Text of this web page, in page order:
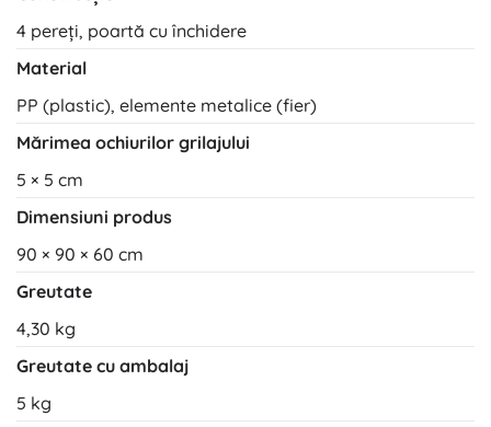
4 pereți, poartă cu închidere
Material
PP (plastic), elemente metalice (fier)
Mărimea ochiurilor grilajului
5 × 5 cm
Dimensiuni produs
90 × 90 × 60 cm
Greutate
4,30 kg
Greutate cu ambalaj
5 kg